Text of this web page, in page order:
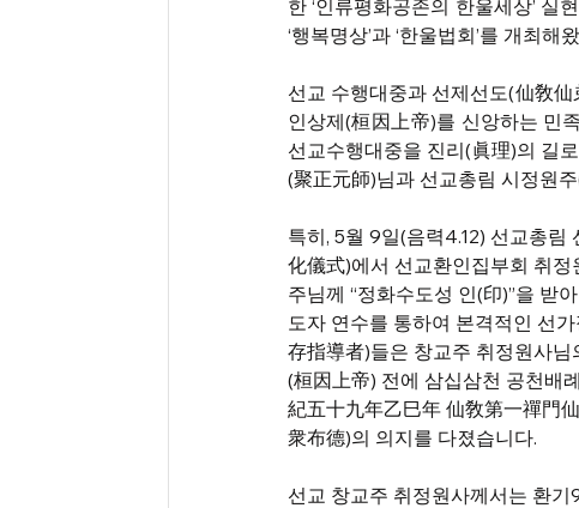
한 ‘인류평화공존의 한울세상’ 실
‘행복명상’과 ‘한울법회’를 개최해
선교 수행대중과 선제선도(仙敎
인상제(桓因上帝)를 신앙하는 민
선교수행대중을 진리(眞理)의 길
(聚正元師)님과 선교총림 시정원
특히, 5월 9일(음력4.12) 선교총
化儀式)에서 선교환인집부회 취정
주님께 “정화수도성 인(印)”을 받
도자 연수를 통하여 본격적인 선
存指導者)들은 창교주 취정원사
(桓因上帝) 전에 삼십삼천 공천배
紀五十九年乙巳年 仙敎第一禪門
衆布德)의 의지를 다졌습니다.
선교 창교주 취정원사께서는 환기